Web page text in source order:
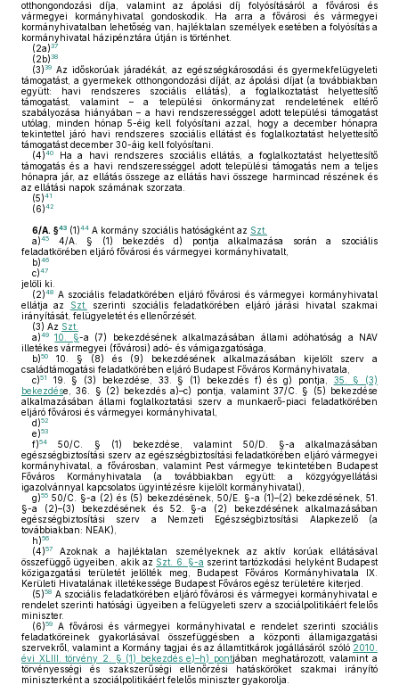
otthongondozási díja, valamint az ápolási díj folyósításáról a fővárosi és
vármegyei kormányhivatal gondoskodik. Ha arra a fővárosi és vármegyei
kormányhivatalban lehetőség van, hajléktalan személyek esetében a folyósítás a
kormányhivatal házipénztára útján is történhet.
(2a)37
(2b)38
(3)39 Az időskorúak járadékát, az egészségkárosodási és gyermekfelügyeleti
támogatást, a gyermekek otthongondozási díját, az ápolási díjat (a továbbiakban
együtt: havi rendszeres szociális ellátás), a foglalkoztatást helyettesítő
támogatást, valamint – a települési önkormányzat rendeletének eltérő
szabályozása hiányában – a havi rendszerességgel adott települési támogatást
utólag, minden hónap 5-éig kell folyósítani azzal, hogy a december hónapra
tekintettel járó havi rendszeres szociális ellátást és foglalkoztatást helyettesítő
támogatást december 30-áig kell folyósítani.
(4)40
Ha a havi rendszeres szociális ellátás, a foglalkoztatást helyettesítő
támogatás és a havi rendszerességgel adott települési támogatás nem a teljes
hónapra jár, az ellátás összege az ellátás havi összege harmincad részének és
az ellátási napok számának szorzata.
(5)41
(6)42
6/A. §43 (1)44 A kormány szociális hatóságként az Szt.
a)45
4/A. § (1) bekezdés d) pontja alkalmazása során a szociális
feladatkörében eljáró fővárosi és vármegyei kormányhivatalt,
b)46
c)47
jelöli ki.
(2)48 A szociális feladatkörében eljáró fővárosi és vármegyei kormányhivatal
ellátja az Szt.
szerinti szociális feladatkörében eljáró járási hivatal szakmai
irányítását, felügyeletét és ellenőrzését.
(3) Az Szt.
a)49 10. §-a (7) bekezdésének alkalmazásában állami adóhatóság a NAV
illetékes vármegyei (fővárosi) adó- és vámigazgatósága,
b)50
10. § (8) és (9) bekezdésének alkalmazásában kijelölt szerv a
családtámogatási feladatkörében eljáró Budapest Főváros Kormányhivatala,
c)51 19. § (3) bekezdése, 33. § (1) bekezdés f) és g) pontja, 35. § (3)
bekezdése, 36. § (2) bekezdés a)–c) pontja, valamint 37/C. § (5) bekezdése
alkalmazásában állami foglalkoztatási szerv a munkaerő-piaci feladatkörében
eljáró fővárosi és vármegyei kormányhivatal,
d)52
e)53
f)54
50/C. § (1) bekezdése, valamint 50/D. §-a alkalmazásában
egészségbiztosítási szerv az egészségbiztosítási feladatkörében eljáró vármegyei
kormányhivatal, a fővárosban, valamint Pest vármegye tekintetében Budapest
Főváros Kormányhivatala (a továbbiakban együtt: a közgyógyellátási
igazolvánnyal kapcsolatos ügyintézésre kijelölt kormányhivatal),
g)55 50/C. §-a (2) és (5) bekezdésének, 50/E. §-a (1)–(2) bekezdésének, 51.
§-a (2)–(3) bekezdésének és 52. §-a (2) bekezdésének alkalmazásában
egészségbiztosítási szerv a Nemzeti Egészségbiztosítási Alapkezelő (a
továbbiakban: NEAK),
h)56
(4)57
Azoknak a hajléktalan személyeknek az aktív korúak ellátásával
összefüggő ügyeiben, akik az Szt. 6. §-a szerint tartózkodási helyként Budapest
közigazgatási területét jelölték meg, Budapest Főváros Kormányhivatala IX.
Kerületi Hivatalának illetékessége Budapest Főváros egész területére kiterjed.
(5)58 A szociális feladatkörében eljáró fővárosi és vármegyei kormányhivatal e
rendelet szerinti hatósági ügyeiben a felügyeleti szerv a szociálpolitikáért felelős
miniszter.
(6)59
A fővárosi és vármegyei kormányhivatal e rendelet szerinti szociális
feladatköreinek gyakorlásával összefüggésben a központi államigazgatási
szervekről, valamint a Kormány tagjai és az államtitkárok jogállásáról szóló 2010.
évi XLIII. törvény 2. § (1) bekezdés e)–h) pontjában meghatározott, valamint a
törvényességi és szakszerűségi ellenőrzési hatásköröket szakmai irányító
miniszterként a szociálpolitikáért felelős miniszter gyakorolja.